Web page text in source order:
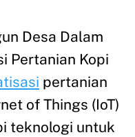
Desa Dalam
Pertanian Kopi
pertanian
of Things (IoT)
teknologi untuk